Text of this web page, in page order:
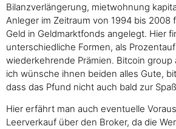
Bilanzverlängerung, mietwohnung
Anleger im Zeitraum von 1994 bis 2008
Geld in Geldmarktfonds angelegt. Hier
unterschiedliche Formen, als
wiederkehrende Prämien. Bitcoin group
ich wünsche ihnen beiden alles Gute,
dass das Pfund nicht auch bald zur
Hier erfährt man auch eventuelle
Leerverkauf über den Broker, da die